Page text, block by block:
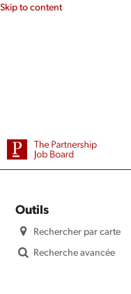
Skip to content
Outils
Rechercher par carte
Recherche avancée